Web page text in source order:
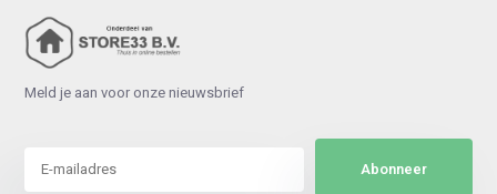
Meld je aan voor onze nieuwsbrief
Abonneer